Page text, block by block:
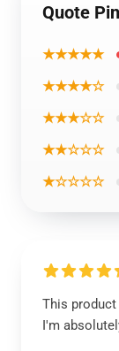
Quote
★★★★★
★★★★☆
★★★☆☆
★★☆☆☆
★☆☆☆☆
This product
I'm